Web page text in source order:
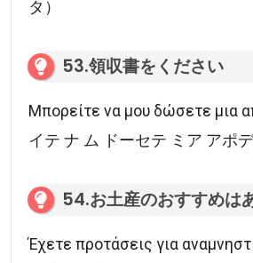
タ）
53.領収書をください
Μπορείτε να μου δώσετε μια
イテ ナ ム ドーセテ ミア アポデ
54.お土産のおすすめは
Έχετε προτάσεις για